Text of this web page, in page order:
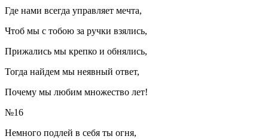
Где нами всегда управляет мечта,
Чтоб мы с тобою за ручки взялись,
Прижались мы крепко и обнялись,
Тогда найдем мы неявный ответ,
Почему мы любим множество лет!
№16
Немного подлей в себя ты огня,